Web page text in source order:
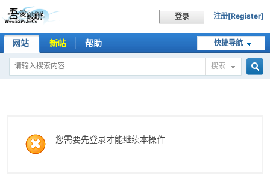
登录 注册[Register]
快捷导航
网站 新帖 帮助
搜索
您需要先登录才能继续本操作